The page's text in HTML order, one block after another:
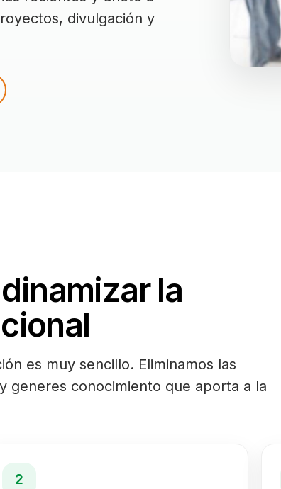
divulgación y
la
es muy sencillo. Eliminamos las
generes conocimiento que aporta a la
2